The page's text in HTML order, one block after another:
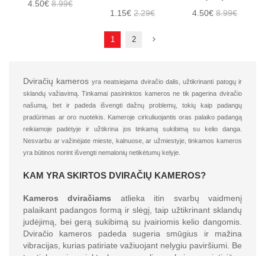
4.50€8.99€
1.15€ 2.29€
4.50€8.99€
1 2
Dviračių kameros yra neatsiejama dviračio dalis, užtikrinanti patogų ir
sklandų važiavimą. Tinkamai pasirinktos kameros ne tik pagerina dviračio
našumą, bet ir padeda išvengti dažnų problemų, tokių kaip padangų
pradūrimas ar oro nuotėkis. Kameroje cirkuliuojantis oras palaiko padangą
reikiamoje padėtyje ir užtikrina jos tinkamą sukibimą su kelio danga.
Nesvarbu ar važinėjate mieste, kalnuose, ar užmiestyje, tinkamos kameros
yra būtinos norint išvengti nemalonių netikėtumų kelyje.
KAM YRA SKIRTOS DVIRAČIŲ KAMEROS?
Kameros dviračiams atlieka itin svarbų vaidmenį
palaikant padangos formą ir slėgį, taip užtikrinant sklandų
judėjimą, bei gerą sukibimą su įvairiomis kelio dangomis.
Dviračio kameros padeda sugeria smūgius ir mažina
vibracijas, kurias patiriate važiuojant nelygiu paviršiumi. Be